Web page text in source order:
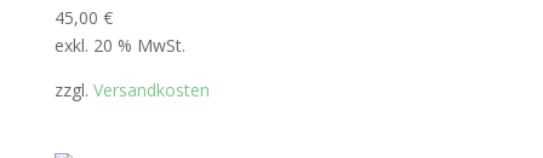
45,00 €
exkl. 20 % MwSt.
zzgl. Versandkosten